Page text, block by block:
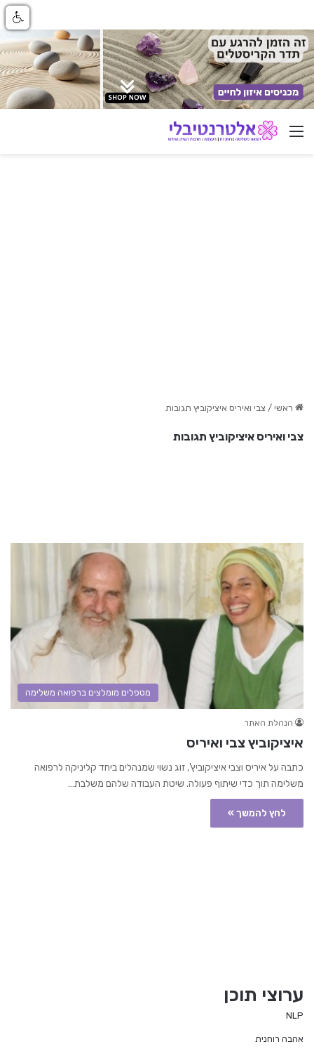
ניווט באתר
ראשי / צבי ואיריס איציקוביץ תגובות
צבי ואיריס איציקוביץ תגובות
מטפלים מומלצים ברפואה משלימה
הנהלת האתר
איציקוביץ צבי ואיריס
כתבה על איריס וצבי איציקוביץ', זוג נשוי שמנהלים ביחד קליניקה לרפואה
משלימה תוך כדי שיתוף פעולה. שיטת העבודה שלהם משלבת…
לחץ להמשך »
ערוצי תוכן
NLP
אהבה רוחנית